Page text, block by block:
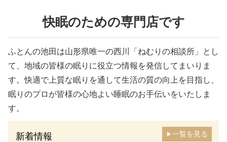
快眠のための専門店です
ふとんの池田は山形県唯一の西川「ねむりの相談所」とし
て、地域の皆様の眠りに役立つ情報を発信してまいりま
す。快適で上質な眠りを通して生活の質の向上を目指し、
眠りのプロが皆様の心地よい睡眠のお手伝いをいたしま
す。
新着情報 一覧を見る